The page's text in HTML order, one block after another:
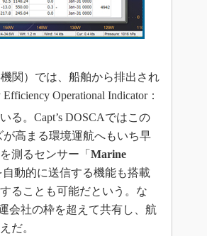
関）では、船舶から排出され
Operational Indicator：
る。Capt’s DOSCAではこの
高まる環境運航へもいち早
測るセンサー「 Marine
自動的に送信する機能も搭載
ることも可能だという。な
会社の枠を超えて共有し、航
だ。